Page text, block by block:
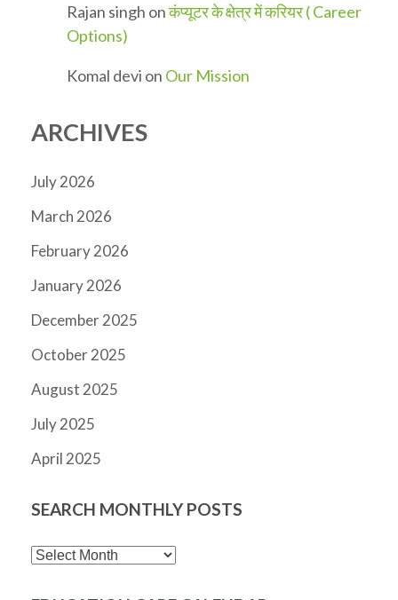
Rajan singh onकंप्यूटर के क्षेत्र में करियर ( Career
Options)
Komal devi on Our Mission
ARCHIVES
July 2026
March 2026
February 2026
January 2026
December 2025
October 2025
August 2025
July 2025
April 2025
SEARCH MONTHLY POSTS
SEARCH